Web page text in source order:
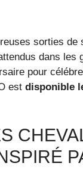
sorties
dans
pour
est disponible